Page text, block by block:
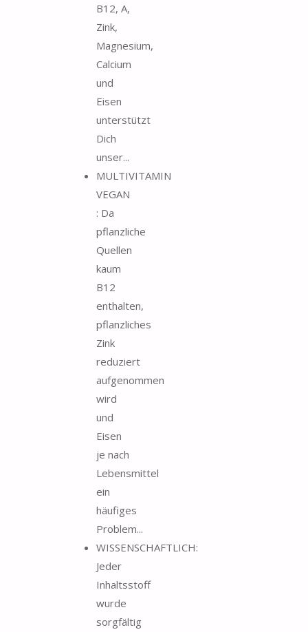
B12, A,
Zink,
Magnesium,
Calcium
und
Eisen
unterstützt
Dich
unser...
MULTIVITAMIN
VEGAN
: Da
pflanzliche
Quellen
kaum
B12
enthalten,
pflanzliches
Zink
reduziert
aufgenommen
wird
und
Eisen
je nach
Lebensmittel
ein
häufiges
Problem...
WISSENSCHAFTLICH:
Jeder
Inhaltsstoff
wurde
sorgfältig